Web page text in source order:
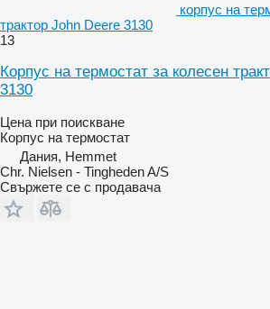
корпус на
трактор John Deere 3130
13
Корпус на термостат за колесен
3130
Цена при поискване
Корпус на термостат
Дания, Hemmet
Chr. Nielsen - Tingheden A/S
Свържете се с продавача